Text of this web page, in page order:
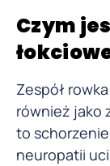
Czym
Zespół
również jako
to
neuropatii